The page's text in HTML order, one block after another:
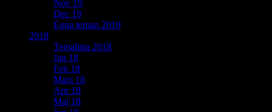
Nov 19
Dec 19
Egna teman 2019
2018
Temalista 2018
Jan 18
Feb 18
Mars 18
Apr 18
Maj 18